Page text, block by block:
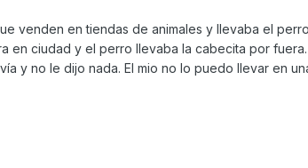
venden en tiendas de animales y llevaba el
ciudad y el perro llevaba la cabecita por fuera.
y no le dijo nada. El mio no lo puedo llevar en